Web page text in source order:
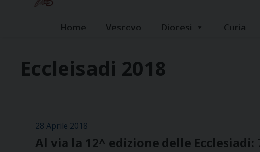
Home Vescovo Diocesi Curia
Eccleisadi 2018
28 Aprile 2018
Al via la 12^ edizione delle